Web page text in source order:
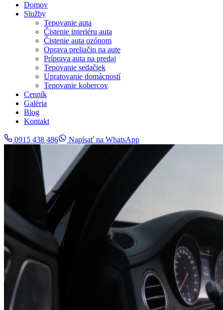
Domov
Služby
Tepovanie auta
Čistenie interiéru auta
Čistenie auta ozónom
Oprava preliačin na aute
Príprava auta na predaj
Tepovanie sedačiek
Upratovanie domácností
Tepovanie kobercov
Cenník
Galéria
Blog
Kontakt
0915 438 486 Napísať na WhatsApp